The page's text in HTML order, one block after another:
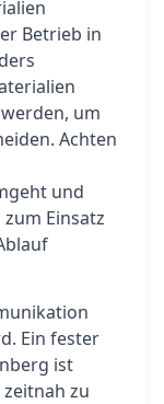
Betrieb in
um
Achten
und
Einsatz
Ein fester
ist
zu